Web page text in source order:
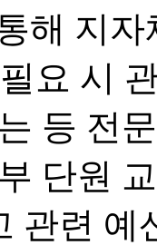
해 지
요 시
등 전
단원
관련 예